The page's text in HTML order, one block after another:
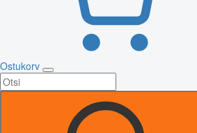
Ostukorv